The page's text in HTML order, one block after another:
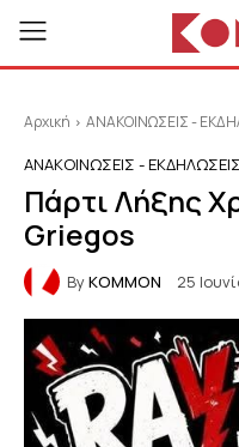
Αρχική ΑΝΑΚΟΙΝΩΣΕΙΣ -
ΑΝΑΚΟΙΝΩΣΕΙΣ - ΕΚΔΗΛΩΣΕΙΣ
Πάρτι Λήξης
Griegos
ByKOMMON 25